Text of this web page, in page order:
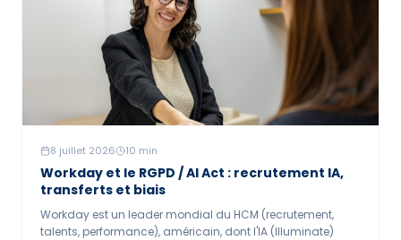
8 juillet 2026 10 min
Workday et le RGPD / AI Act : recrutement IA,
transferts et biais
Workday est un leader mondial du HCM (recrutement,
talents, performance), américain, dont l'IA (Illuminate)